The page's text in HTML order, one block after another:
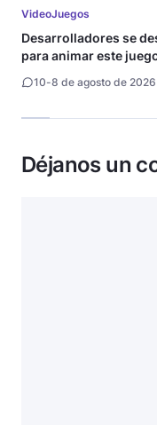
VideoJuegos
Desarrolladores se
para animar este
10-8 de agosto de
Déjanos un